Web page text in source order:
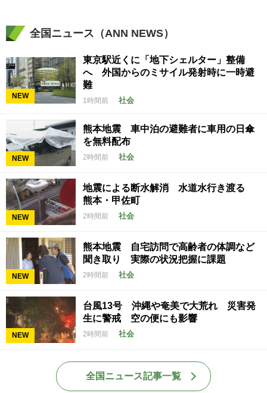
全国ニュース（ANN NEWS）
NEW
東京駅近くに「地下シェルター」整備
へ 外国からのミサイル発射時に一時避
難
1時間前 社会
NEW
熊本地震 車中泊の避難者に車用の日傘
を無料配布
2時間前 社会
NEW
地震による断水解消 水道水行き渡る
熊本・甲佐町
2時間前 社会
NEW
熊本地震 自宅訪問で高齢者の体調など
聞き取り 実際の状況把握に課題
2時間前 社会
NEW
台風13号 沖縄や奄美で大荒れ 災害発
生に警戒 空の便にも影響
2時間前 社会
全国ニュース記事一覧